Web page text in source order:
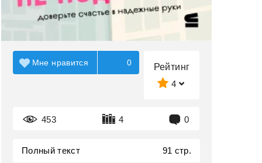
Рейтинг
4
453 4 0
Мне нравится 0
Полный текст 91 стр.